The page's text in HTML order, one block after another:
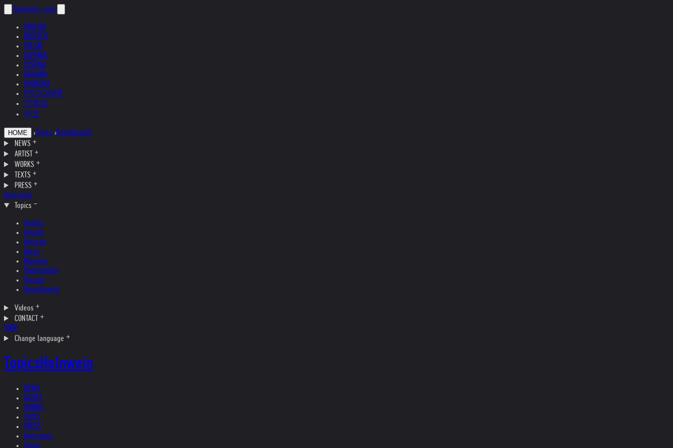
helnwein .com
ENGLISH
DEUTSCH
POLSKI
ESPAÑOL
ČEŠTINA
ITALIANO
FRANÇAIS
РУССКИЙ
日本語
中文
HOME › Topics ›Kristallnacht
NEWS
ARTIST
WORKS
TEXTS
PRESS
Interviews
Topics
Austria
Ireland
Helvetia
Music
Museum
Photography
Theater
Kristallnacht
Videos
CONTACT
SHOP
Change language
TopicsHelnwein
NEWS
ARTIST
WORKS
TEXTS
PRESS
Interviews
Topics